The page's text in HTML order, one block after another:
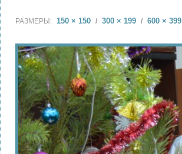
РАЗМЕРЫ: 150 × 150 / 300 × 199 / 600 × 399